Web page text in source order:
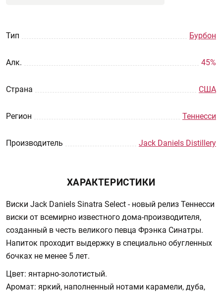
Тип Бурбон
Aлк. 45%
Страна США
Регион Теннесси
Производитель Jack Daniels Distillery
ХАРАКТЕРИСТИКИ
Виски Jack Daniels Sinatra Select - новый релиз Теннесси
виски от всемирно известного дома-производителя,
созданный в честь великого певца Фрэнка Синатры.
Напиток проходит выдержку в специально обугленных
бочках не менее 5 лет.
Цвет: янтарно-золотистый.
Аромат: яркий, наполненный нотами карамели, дуба,